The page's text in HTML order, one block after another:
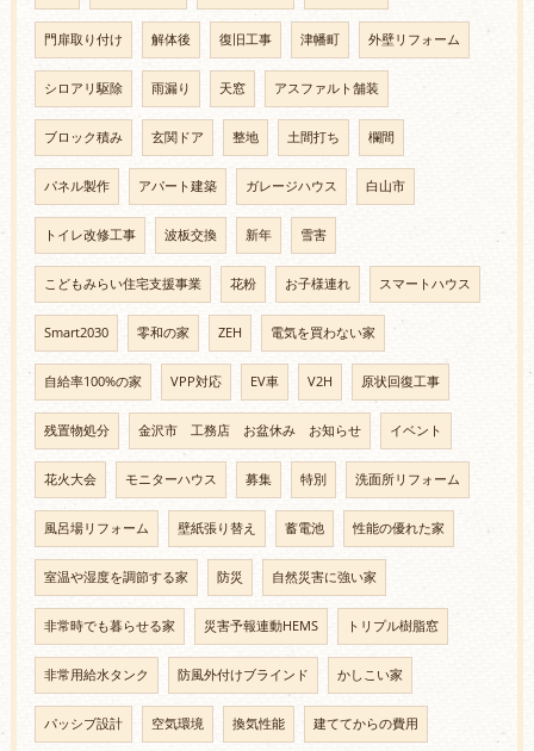
門扉取り付け 解体後 復旧工事 津幡町 外壁リフォーム
シロアリ駆除 雨漏り 天窓 アスファルト舗装
ブロック積み 玄関ドア 整地 土間打ち 欄間
パネル製作 アパート建築 ガレージハウス 白山市
トイレ改修工事 波板交換 新年 雪害
こどもみらい住宅支援事業 花粉 お子様連れ スマートハウス
Smart2030 零和の家 ZEH 電気を買わない家
自給率100%の家 VPP対応 EV車 V2H 原状回復工事
残置物処分 金沢市 工務店 お盆休み お知らせ イベント
花火大会 モニターハウス 募集 特別 洗面所リフォーム
風呂場リフォーム 壁紙張り替え 蓄電池 性能の優れた家
室温や湿度を調節する家 防災 自然災害に強い家
非常時でも暮らせる家 災害予報連動HEMS トリプル樹脂窓
非常用給水タンク 防風外付けブラインド かしこい家
パッシブ設計 空気環境 換気性能 建ててからの費用